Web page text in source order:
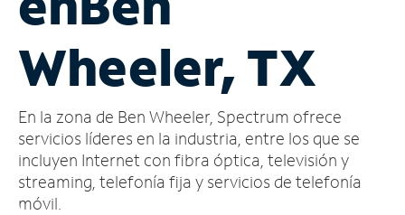
cuenta
Encuentra
tienda
Wheeler, TX
En la zona de Ben Wheeler, Spectrum ofrece
servicios líderes en la industria, entre los que se
incluyen Internet con fibra óptica, televisión y
streaming, telefonía fija y servicios de telefonía
móvil.